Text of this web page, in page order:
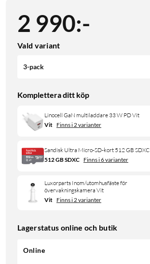
2 990:-
Vald variant
3-pack
Komplettera ditt köp
Linocell GaN multiladdare 33 W PD Vit
Vit Finns i 2 varianter
Sandisk Ultra Micro-SD-kort 512 GB SDXC
512 GB SDXC Finns i 6 varianter
Luxorparts Inom/utomhusfäste för
övervakningskamera Vit
Vit Finns i 2 varianter
Lagerstatus online och butik
Online